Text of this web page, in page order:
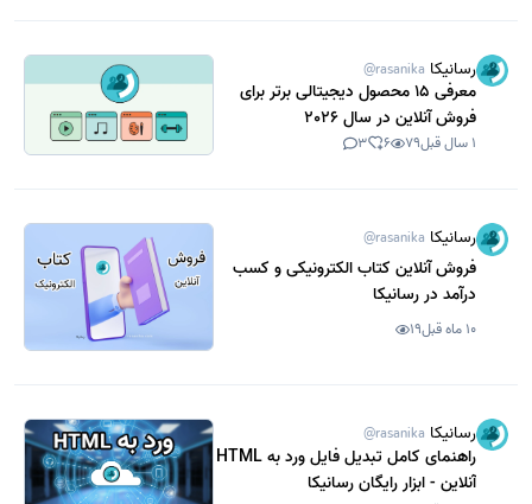
رسانیکا @rasanika
معرفی 15 محصول دیجیتالی برتر برای
فروش آنلاین در سال 2026
1 سال قبل 79
6
3
رسانیکا @rasanika
فروش آنلاین کتاب الکترونیکی و کسب
درآمد در رسانیکا
10 ماه قبل 19
رسانیکا @rasanika
راهنمای کامل تبدیل فایل ورد به HTML
آنلاین - ابزار رایگان رسانیکا